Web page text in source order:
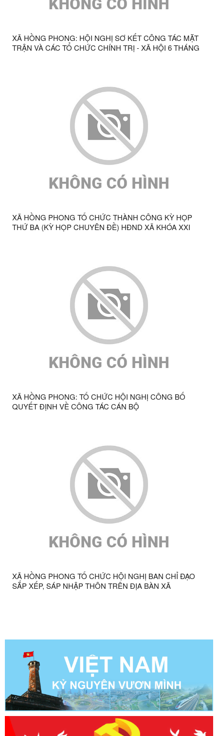
XÃ HỒNG PHONG: HỘI NGHỊ SƠ KẾT CÔNG TÁC MẶT
TRẬN VÀ CÁC TỔ CHỨC CHÍNH TRỊ - XÃ HỘI 6 THÁNG
XÃ HỒNG PHONG TỔ CHỨC THÀNH CÔNG KỲ HỌP
THỨ BA (KỲ HỌP CHUYÊN ĐỀ) HĐND XÃ KHÓA XXI
XÃ HỒNG PHONG: TỔ CHỨC HỘI NGHỊ CÔNG BỐ
QUYẾT ĐỊNH VỀ CÔNG TÁC CÁN BỘ
XÃ HỒNG PHONG TỔ CHỨC HỘI NGHỊ BAN CHỈ ĐẠO
SẮP XẾP, SÁP NHẬP THÔN TRÊN ĐỊA BÀN XÃ